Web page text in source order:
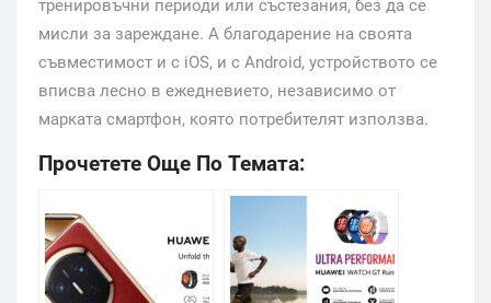
тренировъчни периоди или състезания, без да се
мисли за зареждане. А благодарение на своята
съвместимост и с iOS, и с Android, устройството се
вписва лесно в ежедневието, независимо от
марката смартфон, която потребителят използва.
Прочетете Още По Темата: